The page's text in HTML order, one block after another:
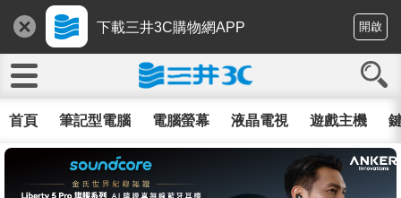
下載三井3C購物網APP 開啟
首頁 筆記型電腦 電腦螢幕 液晶電視 遊戲主機